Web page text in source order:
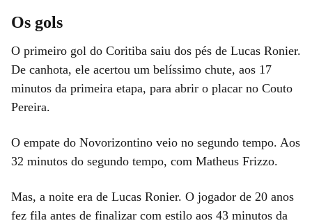
Os gols
O primeiro gol do Coritiba saiu dos pés de Lucas Ronier.
De canhota, ele acertou um belíssimo chute, aos 17
minutos da primeira etapa, para abrir o placar no Couto
Pereira.
O empate do Novorizontino veio no segundo tempo. Aos
32 minutos do segundo tempo, com Matheus Frizzo.
Mas, a noite era de Lucas Ronier. O jogador de 20 anos
fez fila antes de finalizar com estilo aos 43 minutos da